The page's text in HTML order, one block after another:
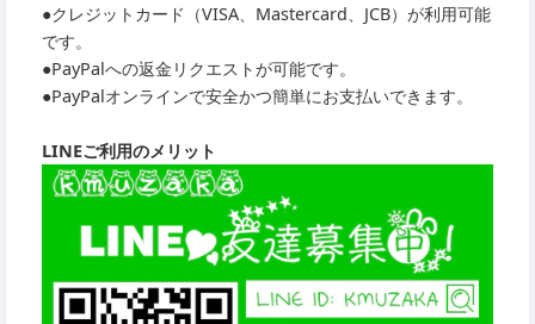
●クレジットカード（VISA、Mastercard、JCB）が利用可能
です。
●PayPalへの返金リクエストが可能です。
●PayPalオンラインで安全かつ簡単にお支払いできます。
LINEご利用のメリット